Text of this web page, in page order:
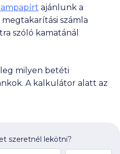
ajánlunk a
számla
szóló kamatánál
milyen betéti
A kalkulátor alatt az
szeretnél lekötni?